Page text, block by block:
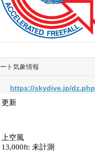
ト気象情報
https://skydive.jp/dz.php